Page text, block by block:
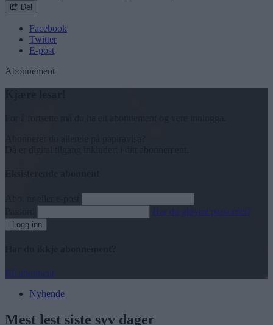
Del
Facebook
Twitter
E-post
Abonnement
Har du gløymt passordet?
Logg inn
Bli abonnent
Nyhende
Mest lest siste syv dager